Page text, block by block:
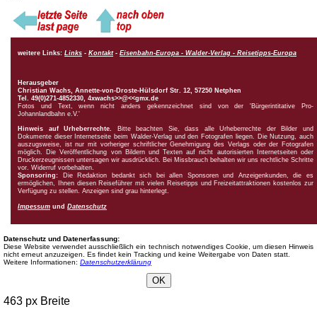
weitere Links: Links - Kontakt- Eisenbahn-Europa - Walder-Verlag - Reisetipps-Europa
Herausgeber
Christian Wachs, Annette-von-Droste-Hülsdorf Str. 12, 57250 Netphen
Tel. 49(0)271-4852330, 4xwachs>>@<<gmx.de
Fotos und Text, wenn nicht anders gekennzeichnet sind von der 'Bürgerintitative Pro-
Johannlandbahn e.V.'
Hinweis auf Urheberrechte.
Bitte beachten Sie, dass alle Urheberrechte der Bilder und
Dokumente dieser Internetseite beim Walder-Verlag und den Fotografen liegen. Die Nutzung, auch
auszugsweise, ist nur mit vorheriger schriftlicher Genehmigung des Verlags oder der Fotografen
möglich. Die Veröffentlichung von Bildern und Texten auf nicht autorisierten Internetseiten oder
Druckerzeugnissen untersagen wir ausdrücklich. Bei Missbrauch behalten wir uns rechtliche Schritte
vor. Widerruf vorbehalten.
Sponsoring: Die Redaktion bedankt sich bei allen Sponsoren und Anzeigenkunden, die es
ermöglichen, Ihnen diesen Reiseführer mit vielen Reisetipps und Freizeitattraktionen kostenlos zur
Verfügung zu stellen. Anzeigen sind grau hinterlegt.
Impessum und Datenschutz
Datenschutz und Datenerfassung:
Diese Website verwendet ausschließlich ein technisch notwendiges Cookie, um diesen Hinweis
nicht erneut anzuzeigen. Es findet kein Tracking und keine Weitergabe von Daten statt.
Weitere Informationen: Datenschutzerklärung
OK
463 px Breite